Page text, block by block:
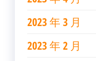
2023 年 3 月
2023 年 2 月